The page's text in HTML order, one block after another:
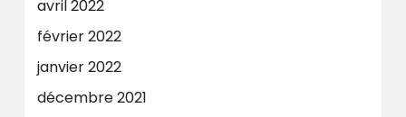
avril 2022
février 2022
janvier 2022
décembre 2021